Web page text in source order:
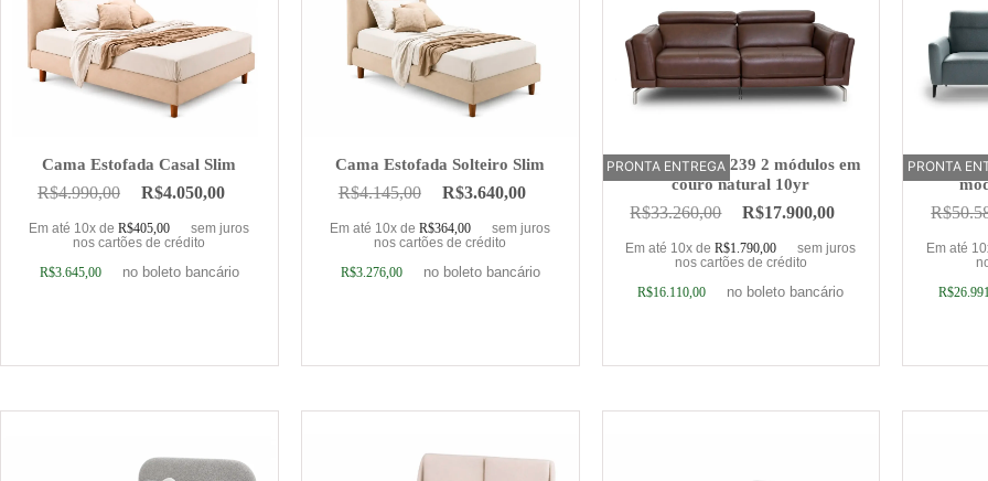
Cama Estofada Casal Slim
R$4.990,00 R$4.050,00
Em até 10x deR$405,00
sem juros
nos cartões de crédito
R$3.645,00 no boleto bancário
Cama Estofada Solteiro Slim
R$4.145,00 R$3.640,00
Em até 10x deR$364,00
sem juros
nos cartões de crédito
R$3.276,00 no boleto bancário
OFERTA
PRONTA ENTREGA
Sofá Elétrico U239 2 módulos em
couro natural 10yr
R$33.260,00 R$17.900,00
Em até 10x deR$1.790,00
sem juros
nos cartões de crédito
R$16.110,00 no boleto bancário
OFERTA
PRONTA
Sofá
R$
Em até
R$